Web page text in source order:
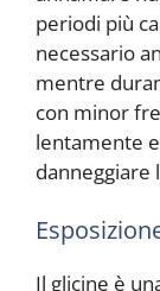
periodi più
necessario
mentre
con minor
lentamente
danneggiare
Il glicine è